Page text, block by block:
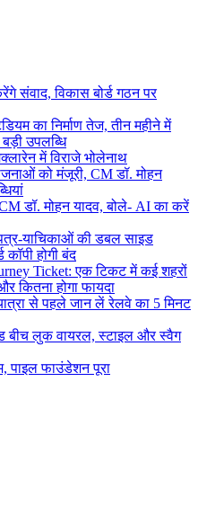
संवाद, विकास बोर्ड गठन पर
का निर्माण तेज, तीन महीने में
उपलब्धि
में विराजे भोलेनाथ
को मंजूरी, CM डॉ. मोहन
डॉ. मोहन यादव, बोले- AI का करें
याचिकाओं की डबल साइड
कॉपी होगी बंद
Ticket: एक टिकट में कई शहरों
कितना होगा फायदा
से पहले जान लें रेलवे का 5 मिनट
बीच लुक वायरल, स्टाइल और स्वैग
पाइल फाउंडेशन पूरा